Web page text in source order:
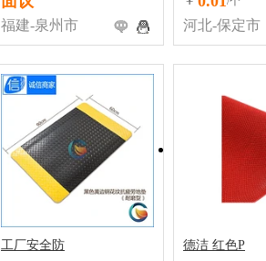
福建-泉州市 河北-保定市
工厂安全防 德洁 红色P